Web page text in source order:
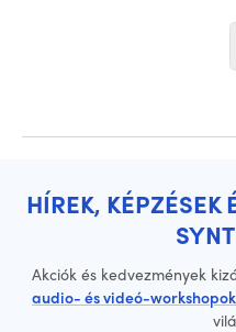
HÍREK, KÉPZÉSEK
Akciók és kedvezmények
audio- és videó-workshopok